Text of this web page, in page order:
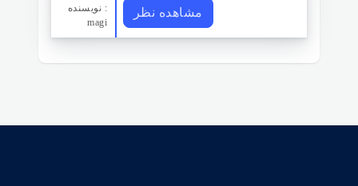
نویسنده :
magi
مشاهده نظر